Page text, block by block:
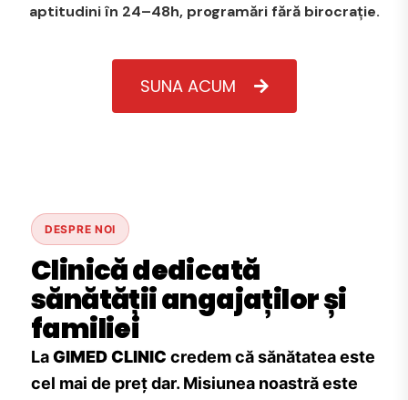
aptitudini în 24–48h, programări fără birocrație.
SUNA ACUM
DESPRE NOI
Clinică dedicată
sănătății angajaților și
familiei
LaGIMED CLINIC credem că sănătatea este
cel mai de preț dar. Misiunea noastră este